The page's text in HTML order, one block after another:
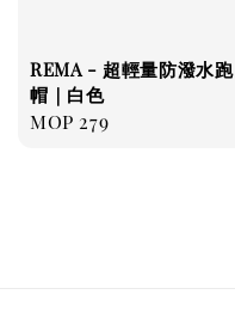
REMA - 超輕量防潑水跑
帽｜白色
Regular
MOP 279